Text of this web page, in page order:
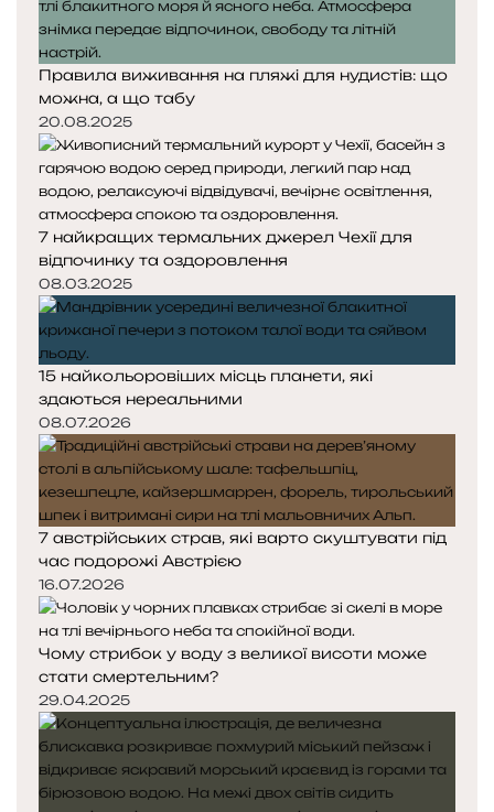
Правила виживання на пляжі для нудистів: що
можна, а що табу
20.08.2025
7 найкращих термальних джерел Чехії для
відпочинку та оздоровлення
08.03.2025
15 найкольоровіших місць планети, які
здаються нереальними
08.07.2026
7 австрійських страв, які варто скуштувати під
час подорожі Австрією
16.07.2026
Чому стрибок у воду з великої висоти може
стати смертельним?
29.04.2025